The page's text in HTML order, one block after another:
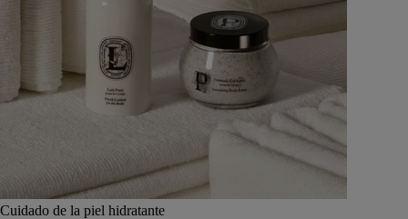
Cuidado de la piel hidratante